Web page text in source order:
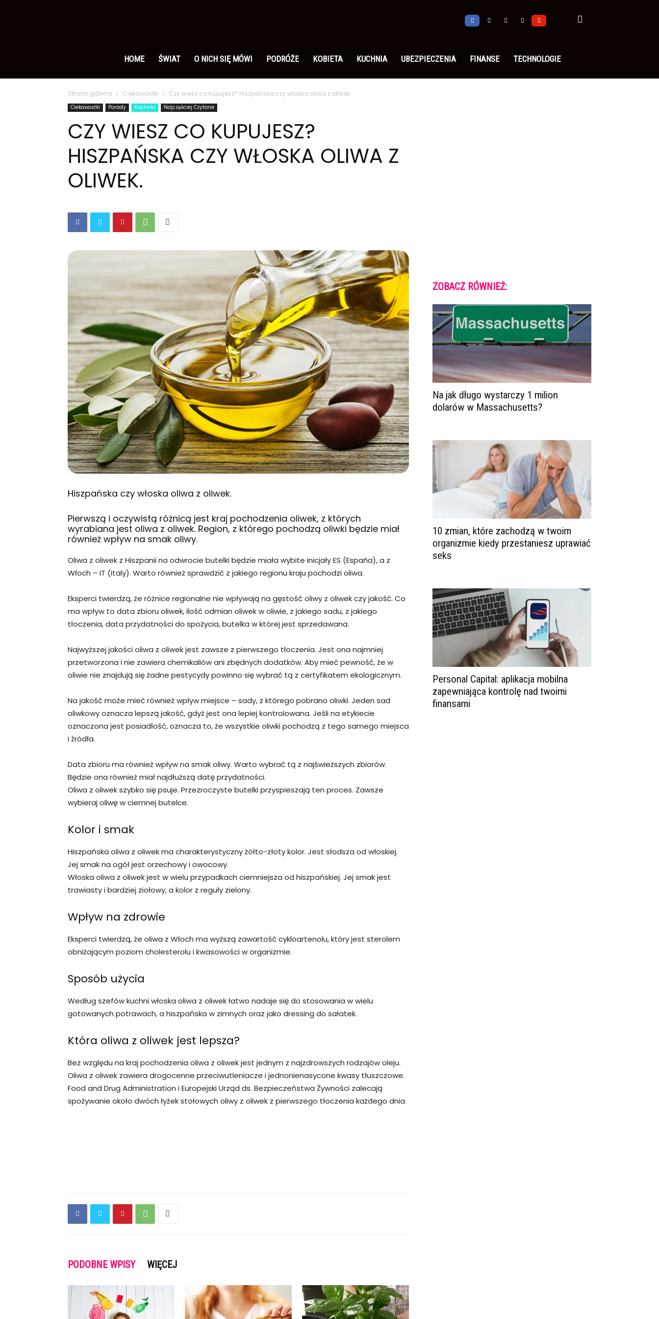
polsku
HOME ŚWIAT O NICH SIĘ MÓWI PODRÓŻE KOBIETA KUCHNIA UBEZPIECZENIA FINANSE TECHNOLOGIE
Strona główna Ciekawostki Czy wiesz co kupujesz? Hiszpańska czy włoska oliwa z oliwek.
Ciekawostki Porady Kuchnia Najczęściej Czytane
CZY WIESZ CO KUPUJESZ?
HISZPAŃSKA CZY WŁOSKA OLIWA Z
OLIWEK.
Hiszpańska czy włoska oliwa z oliwek.
Pierwszą i oczywistą różnicą jest kraj pochodzenia oliwek, z których
wyrabiana jest oliwa z oliwek. Region, z którego pochodzą oliwki będzie miał
również wpływ na smak oliwy.
Oliwa z oliwek z Hiszpanii na odwrocie butelki będzie miała wybite inicjały ES (España), a z
Włoch – IT (Italy). Warto również sprawdzić z jakiego regionu kraju pochodzi oliwa.
Eksperci twierdzą, że różnice regionalne nie wpływają na gęstość oliwy z oliwek czy jakość. Co
ma wpływ to data zbioru oliwek, ilość odmian oliwek w oliwie, z jakiego sadu, z jakiego
tłoczenia, data przydatności do spożycia, butelka w której jest sprzedawana.
Najwyższej jakości oliwa z oliwek jest zawsze z pierwszego tłoczenia. Jest ona najmniej
przetworzona i nie zawiera chemikaliów ani zbędnych dodatków. Aby mieć pewność, że w
oliwie nie znajdują się żadne pestycydy powinno się wybrać tą z certyfikatem ekologicznym.
Na jakość może mieć również wpływ miejsce – sady, z którego pobrano oliwki. Jeden sad
oliwkowy oznacza lepszą jakość, gdyż jest ona lepiej kontrolowana. Jeśli na etykiecie
oznaczona jest posiadłość, oznacza to, że wszystkie oliwki pochodzą z tego samego miejsca
i źródła.
Data zbioru ma również wpływ na smak oliwy. Warto wybrać tą z najświeższych zbiorów.
Będzie ona również miał najdłuższą datę przydatności.
Oliwa z oliwek szybko się psuje. Przezroczyste butelki przyspieszają ten proces. Zawsze
wybieraj oliwę w ciemnej butelce.
Kolor i smak
Hiszpańska oliwa z oliwek ma charakterystyczny żółto-złoty kolor. Jest słodsza od włoskiej.
Jej smak na ogół jest orzechowy i owocowy.
Włoska oliwa z oliwek jest w wielu przypadkach ciemniejsza od hiszpańskiej. Jej smak jest
trawiasty i bardziej ziołowy, a kolor z reguły zielony.
Wpływ na zdrowie
Eksperci twierdzą, że oliwa z Włoch ma wyższą zawartość cykloartenolu, który jest sterolem
obniżającym poziom cholesterolu i kwasowości w organizmie.
Sposób użycia
Według szefów kuchni włoska oliwa z oliwek łatwo nadaje się do stosowania w wielu
gotowanych potrawach, a hiszpańska w zimnych oraz jako dressing do sałatek.
Która oliwa z oliwek jest lepsza?
Bez względu na kraj pochodzenia oliwa z oliwek jest jednym z najzdrowszych rodzajów oleju.
Oliwa z oliwek zawiera drogocenne przeciwutleniacze i jednonienasycone kwasy tłuszczowe.
Food and Drug Administration i Europejski Urząd ds. Bezpieczeństwa Żywności zalecają
spożywanie około dwóch łyżek stołowych oliwy z oliwek z pierwszego tłoczenia każdego dnia.
PODOBNE WPISY WIĘCEJ
ZOBACZ RÓWNIEŻ:
Na jak długo wystarczy 1 milion
dolarów w Massachusetts?
10 zmian, które zachodzą w twoim
organizmie kiedy przestaniesz uprawiać
seks
Personal Capital: aplikacja mobilna
zapewniająca kontrolę nad twoimi
finansami